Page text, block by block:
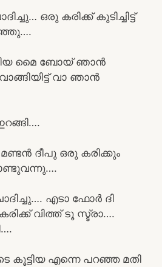
ഒരു കരിക്ക് കുടിച്ചിട്ട്
മൈ ബോയ് ഞാൻ
വാ ഞാൻ
ദീപു ഒരു കരിക്കും
എടാ ഫോർ ദി
വിത്ത് ടൂ സ്ട്രാ….
കൂട്ടിയ എന്നെ പറഞ്ഞ മതി